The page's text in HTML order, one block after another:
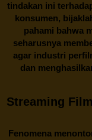
tindakan ini
konsumen,
pahami bahwa
seharusnya
agar industri
dan
Streaming
Fenomena